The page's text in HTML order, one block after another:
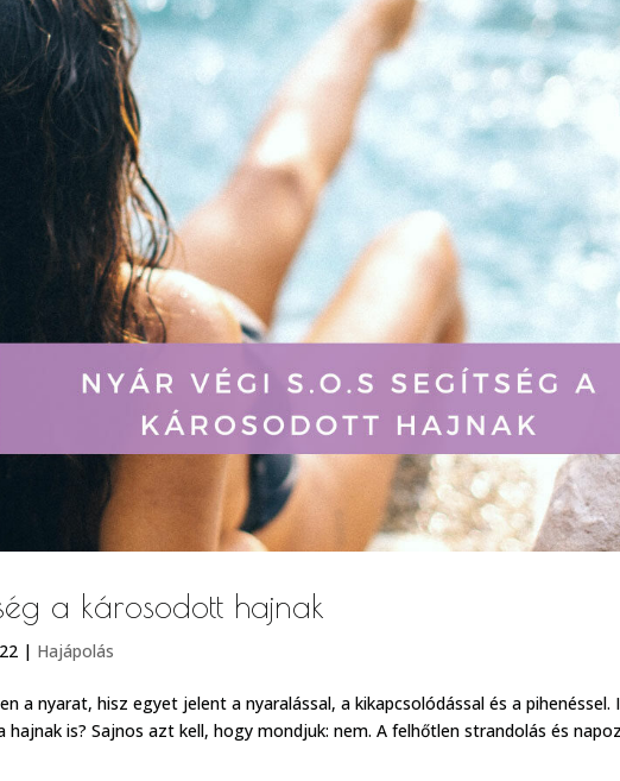
a károsodott hajnak
| Hajápolás
a nyarat, hisz egyet jelent a nyaralással, a kikapcsolódással és a pihenéssel.
is? Sajnos azt kell, hogy mondjuk: nem. A felhőtlen strandolás és